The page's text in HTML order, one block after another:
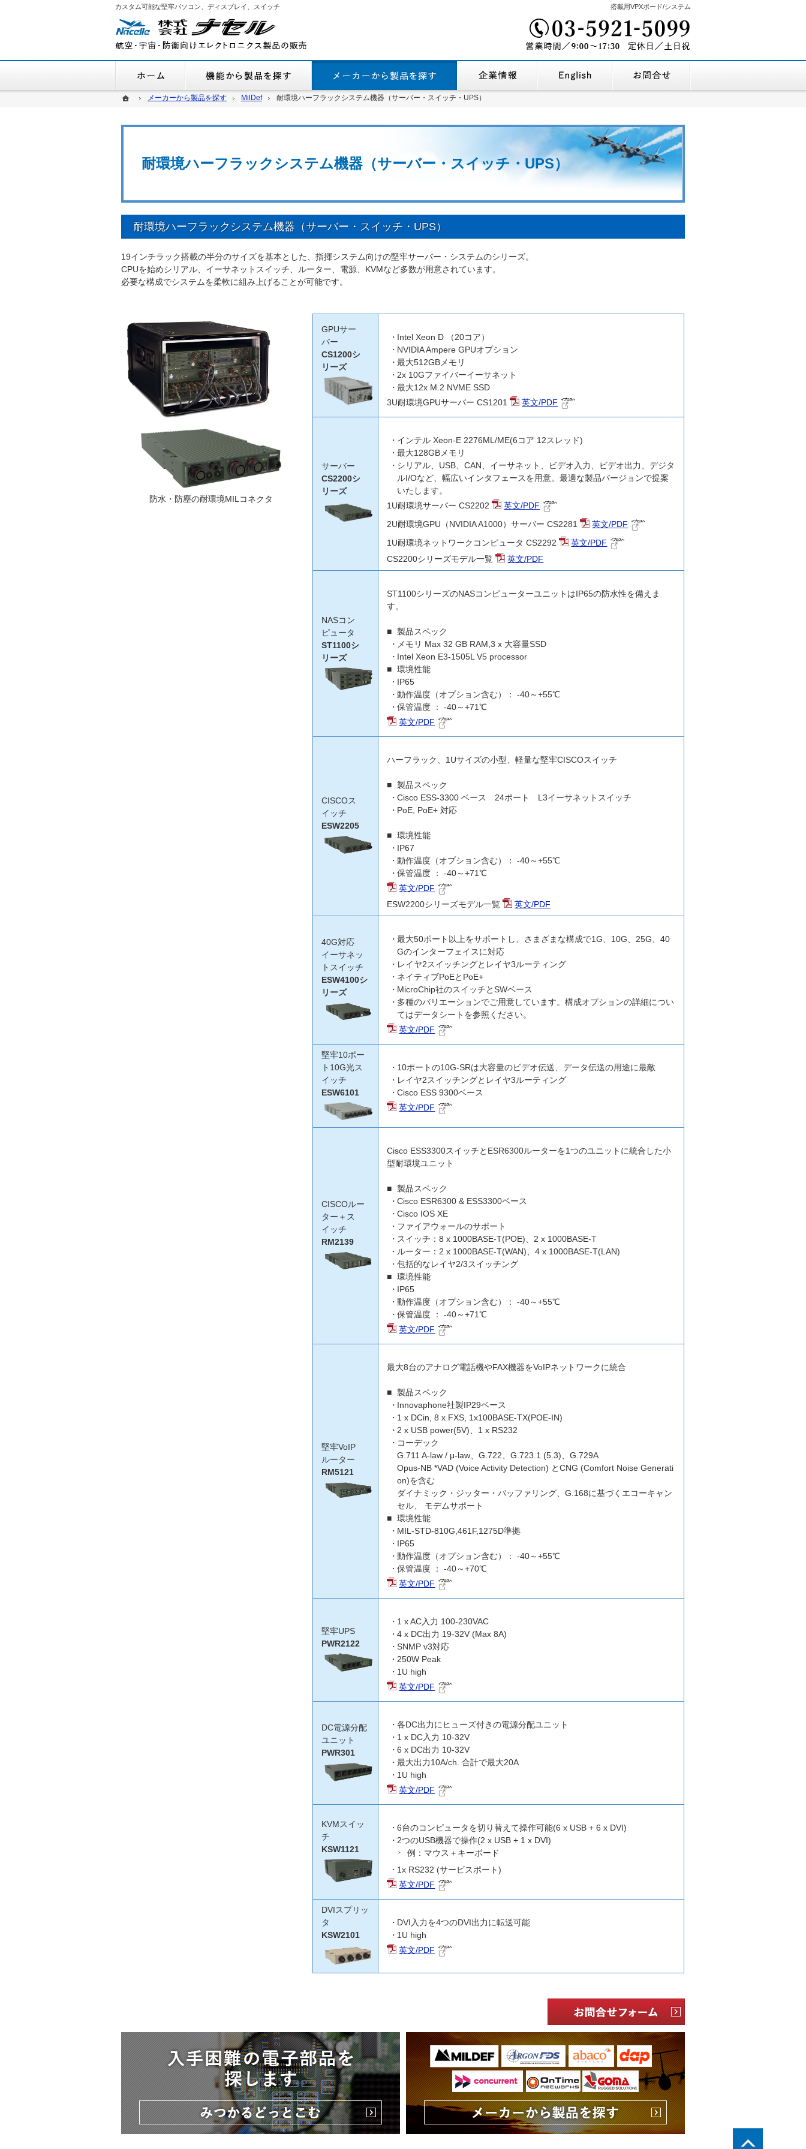
ホームメーカーから製品を探す MilDef 耐環境ハーフラックシステム機器（サーバー・スイッチ・UPS）
耐環境ハーフラックシステム機器（サーバー・スイッチ・UPS）
搭載用VPXボード/システム
カスタム可能な堅牢パソコン、ディスプレイ、スイッチ
耐環境ハーフラックシステム機器（サーバー・スイッチ・UPS）
19インチラック搭載の半分のサイズを基本とした、指揮システム向けの堅牢サーバー・システムのシリーズ。
CPUを始めシリアル、イーサネットスイッチ、ルーター、電源、KVMなど多数が用意されています。
必要な構成でシステムを柔軟に組み上げることが可能です。
防水・防塵の耐環境MILコネクタ
GPUサー
バー
CS1200シ
リーズ
Intel Xeon D （20コア）
NVIDIA Ampere GPUオプション
最大512GBメモリ
2x 10Gファイバーイーサネット
最大12x M.2 NVME SSD
3U耐環境GPUサーバー CS1201
英文/PDF
サーバー
CS2200シ
リーズ
インテル Xeon-E 2276ML/ME(6コア 12スレッド)
最大128GBメモリ
シリアル、USB、CAN、イーサネット、ビデオ入力、ビデオ出力、デジタ
ルI/Oなど、幅広いインタフェースを用意。最適な製品バージョンで提案
いたします。
1U耐環境サーバー CS2202
英文/PDF
2U耐環境GPU（NVIDIA A1000）サーバー CS2281
英文/PDF
1U耐環境ネットワークコンピュータ CS2292
英文/PDF
CS2200シリーズモデル一覧
英文/PDF
NASコン
ピュータ
ST1100シ
リーズ
ST1100シリーズのNASコンピューターユニットはIP65の防水性を備えま
す。
製品スペック
メモリ Max 32 GB RAM,3 x 大容量SSD
Intel Xeon E3-1505L V5 processor
環境性能
IP65
動作温度（オプション含む）： -40～+55℃
保管温度 ： -40～+71℃
英文/PDF
CISCOス
イッチ
ESW2205
ハーフラック、1Uサイズの小型、軽量な堅牢CISCOスイッチ
製品スペック
Cisco ESS-3300 ベース 24ポート L3イーサネットスイッチ
PoE, PoE+ 対応
環境性能
IP67
動作温度（オプション含む）： -40～+55℃
保管温度 ： -40～+71℃
英文/PDF
ESW2200シリーズモデル一覧
英文/PDF
40G対応
イーサネッ
トスイッチ
ESW4100シ
リーズ
最大50ポート以上をサポートし、さまざまな構成で1G、10G、25G、40
Gのインターフェイスに対応
レイヤ2スイッチングとレイヤ3ルーティング
ネイティブPoEとPoE+
MicroChip社のスイッチとSWベース
多種のバリエーションでご用意しています。構成オプションの詳細につい
てはデータシートを参照ください。
英文/PDF
堅牢10ポー
ト10G光ス
イッチ
ESW6101
10ポートの10G-SRは大容量のビデオ伝送、データ伝送の用途に最敵
レイヤ2スイッチングとレイヤ3ルーティング
Cisco ESS 9300ベース
英文/PDF
CISCOルー
ター＋ス
イッチ
RM2139
Cisco ESS3300スイッチとESR6300ルーターを1つのユニットに統合した小
型耐環境ユニット
製品スペック
Cisco ESR6300 & ESS3300ベース
Cisco IOS XE
ファイアウォールのサポート
スイッチ：8 x 1000BASE-T(POE)、2 x 1000BASE-T
ルーター：2 x 1000BASE-T(WAN)、4 x 1000BASE-T(LAN)
包括的なレイヤ2/3スイッチング
環境性能
IP65
動作温度（オプション含む）： -40～+55℃
保管温度 ： -40～+71℃
英文/PDF
堅牢VoIP
ルーター
RM5121
最大8台のアナログ電話機やFAX機器をVoIPネットワークに統合
製品スペック
Innovaphone社製IP29ベース
1 x DCin, 8 x FXS, 1x100BASE-TX(POE-IN)
2 x USB power(5V)、1 x RS232
コーデック
G.711 A-law / μ-law、G.722、G.723.1 (5.3)、G.729A
Opus-NB *VAD (Voice Activity Detection) とCNG (Comfort Noise Generati
on)を含む
ダイナミック・ジッター・バッファリング、G.168に基づくエコーキャン
セル、 モデムサポート
環境性能
MIL-STD-810G,461F,1275D準拠
IP65
動作温度（オプション含む）： -40～+55℃
保管温度 ： -40～+70℃
英文/PDF
堅牢UPS
PWR2122
1 x AC入力 100-230VAC
4 x DC出力 19-32V (Max 8A)
SNMP v3対応
250W Peak
1U high
英文/PDF
DC電源分配
ユニット
PWR301
各DC出力にヒューズ付きの電源分配ユニット
1 x DC入力 10-32V
6 x DC出力 10-32V
最大出力10A/ch. 合計で最大20A
1U high
英文/PDF
KVMスイッ
チ
KSW1121
6台のコンピュータを切り替えて操作可能(6 x USB + 6 x DVI)
2つのUSB機器で操作(2 x USB + 1 x DVI)
例：マウス＋キーボード
1x RS232 (サービスポート)
英文/PDF
DVIスプリッ
タ
KSW2101
DVI入力を4つのDVI出力に転送可能
1U high
英文/PDF
機能から製品を探す
ホームメーカーから製品を探す MilDef 耐環境ハーフラックシステム機器（サーバー・スイッチ・UPS）